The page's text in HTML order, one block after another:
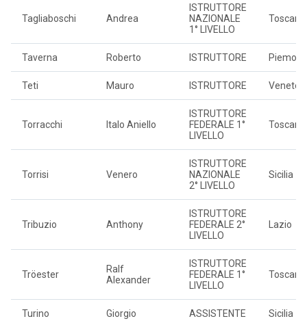
Tagliaboschi Andrea
ISTRUTTORE
NAZIONALE
1° LIVELLO
Toscana
Taverna Roberto ISTRUTTORE
Teti Mauro ISTRUTTORE Veneto
Torracchi Italo Aniello
ISTRUTTORE
FEDERALE 1°
LIVELLO
Toscana
Torrisi Venero
ISTRUTTORE
NAZIONALE
2° LIVELLO
Sicilia
Tribuzio Anthony
ISTRUTTORE
FEDERALE 2°
LIVELLO
Lazio
Tröester
Ralf
Alexander
ISTRUTTORE
FEDERALE 1°
LIVELLO
Toscana
Turino Giorgio ASSISTENTE Sicilia